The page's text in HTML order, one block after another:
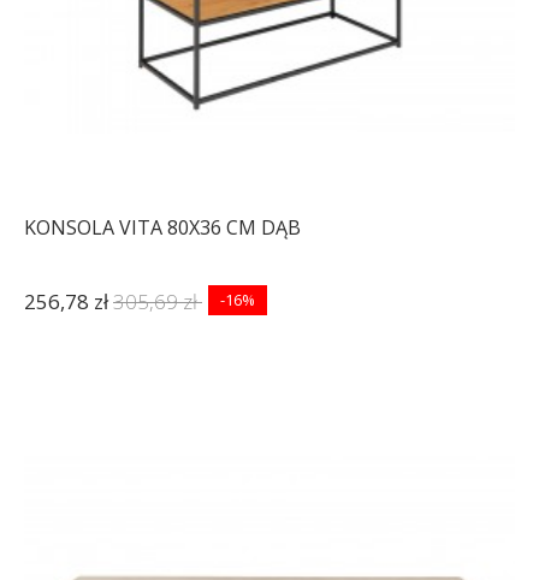
KONSOLA VITA 80X36 CM DĄB
256,78 zł305,69 zł -16%